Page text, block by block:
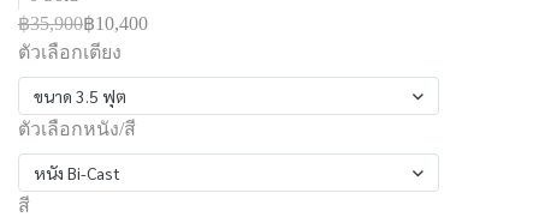
฿35,900฿10,400
ตัวเลือกเตียง
ขนาด 3.5 ฟุต
ตัวเลือกหนัง/สี
หนัง Bi-Cast
สี